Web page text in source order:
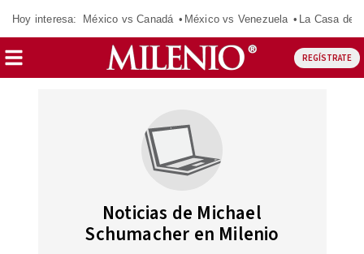
Hoy interesa: México vs Canadá México vs Venezuela La Casa de
REGÍSTRATE
Noticias de Michael
Schumacher en Milenio